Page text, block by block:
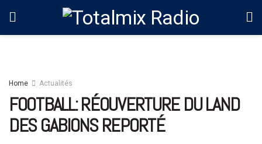
Home Actualités
FOOTBALL: RÉOUVERTURE DU LAND
DES GABIONS REPORTÉ